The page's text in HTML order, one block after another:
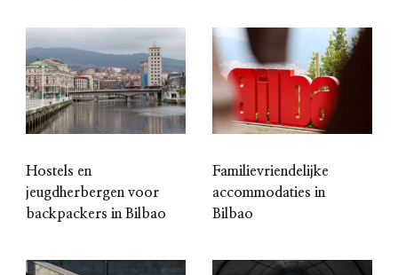
Hostels en
jeugdherbergen voor
backpackers in Bilbao
Familievriendelijke
accommodaties in
Bilbao